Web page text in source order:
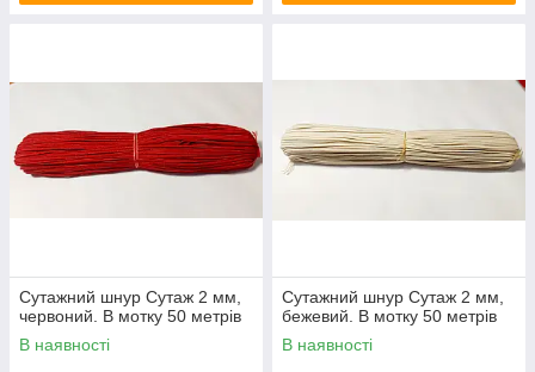
Сутажний шнур Сутаж 2 мм,
червоний. В мотку 50 метрів
В наявності
Сутажний шнур Сутаж 2 мм,
бежевий. В мотку 50 метрів
В наявності